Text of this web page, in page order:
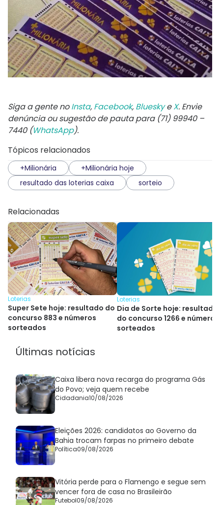
Siga a gente noInsta, Facebook, BlueskyeX. Envie
denúncia ou sugestão de pauta para (71) 99940 –
7440 (WhatsApp).
Tópicos relacionados
+Milionária
+Milionária hoje
resultado das loterias caixa
sorteio
Relacionadas
Loterias
Super Sete hoje: resultado do
concurso 883 e números
sorteados
Loterias
Dia de Sorte hoje: resultado
do concurso 1266 e números
sorteados
Últimas notícias
Caixa libera nova recarga do programa Gás
do Povo; veja quem recebe
Cidadania10/08/2026
Eleições 2026: candidatos ao Governo da
Bahia trocam farpas no primeiro debate
Política09/08/2026
Vitória perde para o Flamengo e segue sem
vencer fora de casa no Brasileirão
Futebol09/08/2026